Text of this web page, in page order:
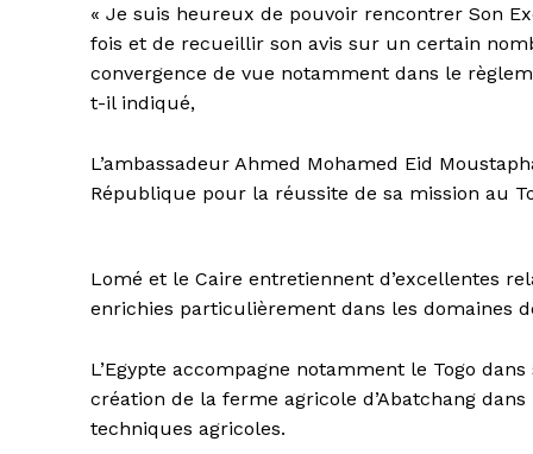
« Je suis heureux de pouvoir rencontrer Son
fois et de recueillir son avis sur un certain
convergence de vue notamment dans le
t-il indiqué,
L’ambassadeur Ahmed Mohamed Eid
République pour la réussite de sa mission au
Lomé et le Caire entretiennent d’excellentes
enrichies particulièrement dans les domaines
L’Egypte accompagne notamment le Togo
création de la ferme agricole d’Abatchang
techniques agricoles.